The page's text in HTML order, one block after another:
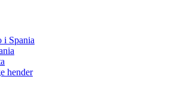
i Spania
hender